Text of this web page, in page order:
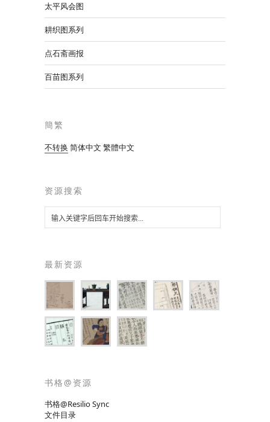
太平风会图
耕织图系列
点石斋画报
百苗图系列
簡繁
不转换 简体中文 繁體中文
资源搜索
最新资源
书格@资源
书格@Resilio Sync
文件目录